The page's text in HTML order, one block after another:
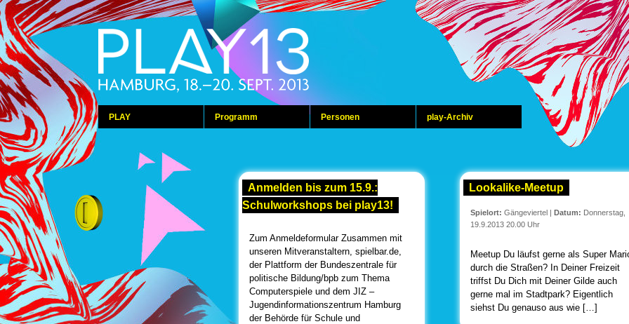
PLAY Programm Personen play-Archiv
Anmelden bis zum 15.9.:
Schulworkshops bei play13!
Zum Anmeldeformular Zusammen mit
unseren Mitveranstaltern, spielbar.de,
der Plattform der Bundeszentrale für
politische Bildung/bpb zum Thema
Computerspiele und dem JIZ –
Jugendinformationszentrum Hamburg
der Behörde für Schule und
Lookalike-Meetup
Spielort: Gängeviertel | Datum: Donnerstag,
19.9.2013 20.00 Uhr
Meetup Du läufst gerne als Super
durch die Straßen? In Deiner Freizeit
triffst Du Dich mit Deiner Gilde auch
gerne mal im Stadtpark? Eigentlich
siehst Du genauso aus wie […]